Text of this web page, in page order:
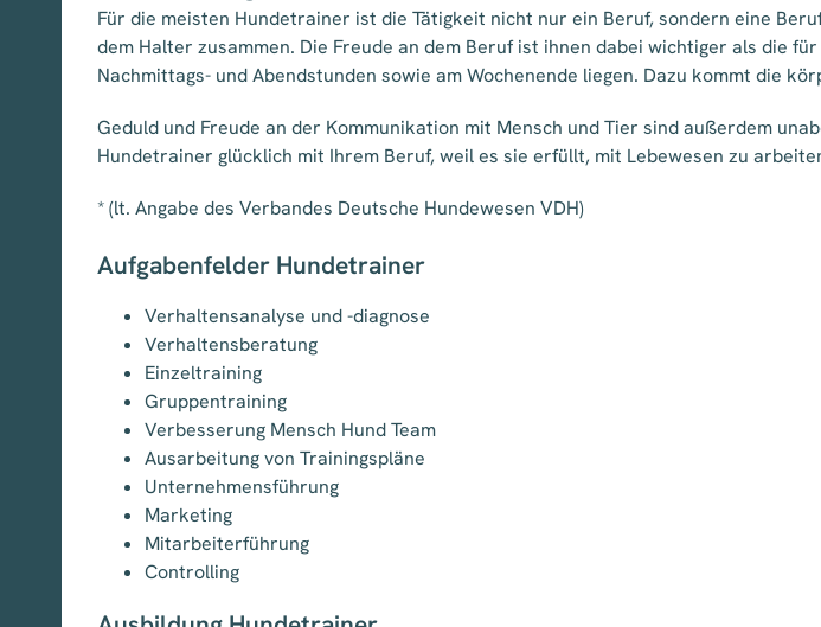
Für die meisten Hundetrainer ist die Tätigkeit nicht nur ein Beruf, sondern eine
dem Halter zusammen. Die Freude an dem Beruf ist ihnen dabei wichtiger als die
Nachmittags- und Abendstunden sowie am Wochenende liegen. Dazu kommt die
Geduld und Freude an der Kommunikation mit Mensch und Tier sind außerdem
Hundetrainer glücklich mit Ihrem Beruf, weil es sie erfüllt, mit Lebewesen zu
* (lt. Angabe des Verbandes Deutsche Hundewesen VDH)
Aufgabenfelder Hundetrainer
Verhaltensanalyse und -diagnose
Verhaltensberatung
Einzeltraining
Gruppentraining
Verbesserung Mensch Hund Team
Ausarbeitung von Trainingspläne
Unternehmensführung
Marketing
Mitarbeiterführung
Controlling